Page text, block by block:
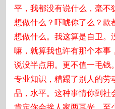
平，我都没有说什么，毫
想做什么？吓唬你了么？款
想做什么。我这算是自卫。
嘛，就算我也许有那个本
说没半点用。更不值一毛
专业知识，糟蹋了别人的劳
品，水平。这种事情你到